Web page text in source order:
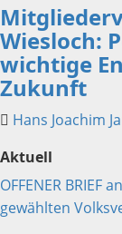
Wiesloch:
wichtige
Zukunft
Hans Joachim
Aktuell
OFFENER
gewählten